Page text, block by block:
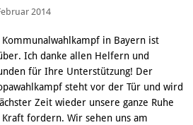
2014
Kommunalwahlkampf in Bayern ist
Ich danke allen Helfern und
für Ihre Unterstützung! Der
steht vor der Tür und wird
Zeit wieder unsere ganze Ruhe
Kraft fordern. Wir sehen uns am